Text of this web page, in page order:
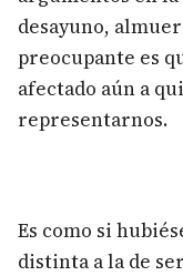
desayuno,
preocupante es
afectado aún a
representarnos.
Es como si
distinta a la de